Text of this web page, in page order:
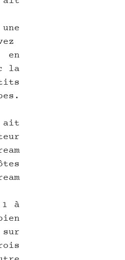
en
la
ait
à